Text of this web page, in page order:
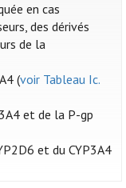
en cas
des dérivés
de la
(voir Tableau Ic.
et de la P-gp
et du CYP3A4